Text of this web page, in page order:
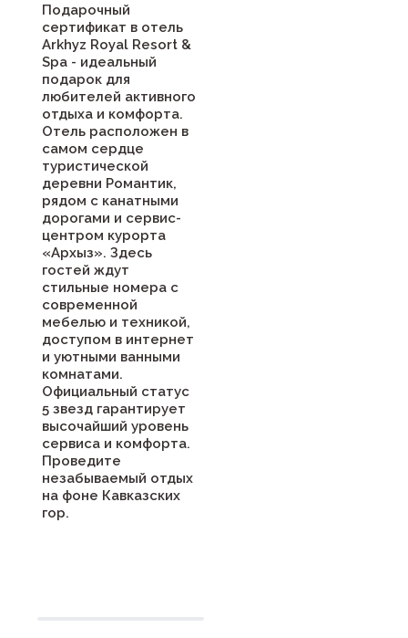
Подарочный
сертификат в отель
Arkhyz Royal Resort &
Spa - идеальный
подарок для
любителей активного
отдыха и комфорта.
Отель расположен в
самом сердце
туристической
деревни Романтик,
рядом с канатными
дорогами и сервис-
центром курорта
«Архыз». Здесь
гостей ждут
стильные номера с
современной
мебелью и техникой,
доступом в интернет
и уютными ванными
комнатами.
Официальный статус
5 звезд гарантирует
высочайший уровень
сервиса и комфорта.
Проведите
незабываемый отдых
на фоне Кавказских
гор.